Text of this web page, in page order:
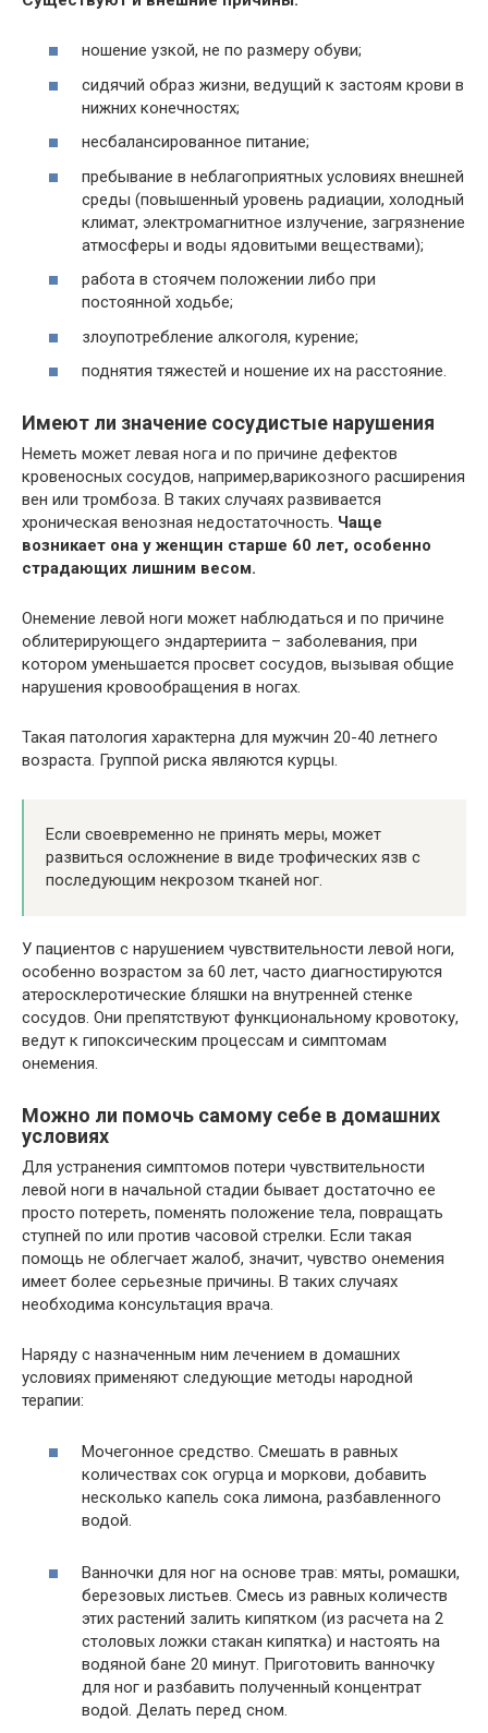
ношение узкой, не по размеру обуви;
сидячий образ жизни, ведущий к застоям крови в
нижних конечностях;
несбалансированное питание;
пребывание в неблагоприятных условиях внешней
среды (повышенный уровень радиации, холодный
климат, электромагнитное излучение, загрязнение
атмосферы и воды ядовитыми веществами);
работа в стоячем положении либо при
постоянной ходьбе;
злоупотребление алкоголя, курение;
поднятия тяжестей и ношение их на расстояние.
Имеют ли значение сосудистые нарушения
Неметь может левая нога и по причине дефектов
кровеносных сосудов, например,варикозного расширения
вен или тромбоза. В таких случаях развивается
хроническая венозная недостаточность. Чаще
возникает она у женщин старше 60 лет, особенно
страдающих лишним весом.
Онемение левой ноги может наблюдаться и по причине
облитерирующего эндартериита – заболевания, при
котором уменьшается просвет сосудов, вызывая общие
нарушения кровообращения в ногах.
Такая патология характерна для мужчин 20-40 летнего
возраста. Группой риска являются курцы.
Если своевременно не принять меры, может
развиться осложнение в виде трофических язв с
последующим некрозом тканей ног.
У пациентов с нарушением чувствительности левой ноги,
особенно возрастом за 60 лет, часто диагностируются
атеросклеротические бляшки на внутренней стенке
сосудов. Они препятствуют функциональному кровотоку,
ведут к гипоксическим процессам и симптомам
онемения.
Можно ли помочь самому себе в домашних
условиях
Для устранения симптомов потери чувствительности
левой ноги в начальной стадии бывает достаточно ее
просто потереть, поменять положение тела, повращать
ступней по или против часовой стрелки. Если такая
помощь не облегчает жалоб, значит, чувство онемения
имеет более серьезные причины. В таких случаях
необходима консультация врача.
Наряду с назначенным ним лечением в домашних
условиях применяют следующие методы народной
терапии:
Мочегонное средство. Смешать в равных
количествах сок огурца и моркови, добавить
несколько капель сока лимона, разбавленного
водой.
Ванночки для ног на основе трав: мяты, ромашки,
березовых листьев. Смесь из равных количеств
этих растений залить кипятком (из расчета на 2
столовых ложки стакан кипятка) и настоять на
водяной бане 20 минут. Приготовить ванночку
для ног и разбавить полученный концентрат
водой. Делать перед сном.